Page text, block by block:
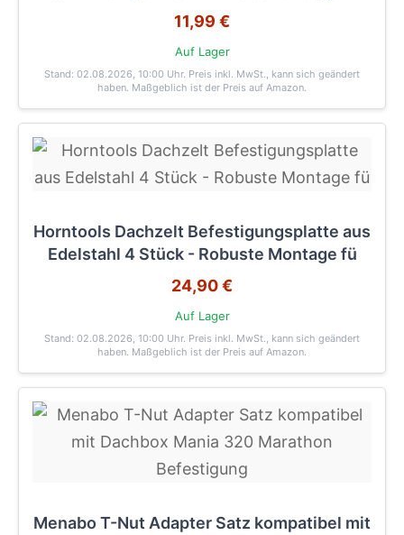
11,99 €
Auf Lager
Stand: 02.08.2026, 10:00 Uhr. Preis inkl. MwSt., kann sich geändert
haben. Maßgeblich ist der Preis auf Amazon.
Horntools Dachzelt Befestigungsplatte aus
Edelstahl 4 Stück - Robuste Montage fü
24,90 €
Auf Lager
Stand: 02.08.2026, 10:00 Uhr. Preis inkl. MwSt., kann sich geändert
haben. Maßgeblich ist der Preis auf Amazon.
Menabo T-Nut Adapter Satz kompatibel mit